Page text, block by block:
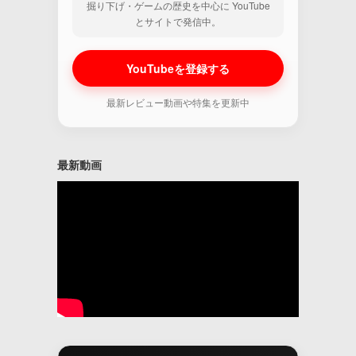
掘り下げ・ゲームの歴史を中心に YouTube
とサイトで発信中。
YouTubeを登録する
最新レビュー動画や特集を更新中
最新動画